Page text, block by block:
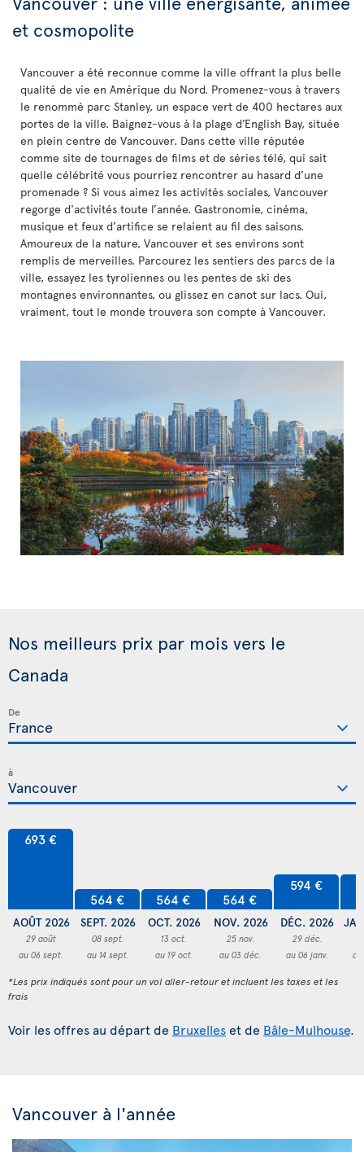
et cosmopolite
Vancouver a été reconnue comme la ville offrant la plus belle
qualité de vie en Amérique du Nord. Promenez-vous à travers
le renommé parc Stanley, un espace vert de 400 hectares aux
portes de la ville. Baignez-vous à la plage d’English Bay, située
en plein centre de Vancouver. Dans cette ville réputée
comme site de tournages de films et de séries télé, qui sait
quelle célébrité vous pourriez rencontrer au hasard d’une
promenade ? Si vous aimez les activités sociales, Vancouver
regorge d'activités toute l’année. Gastronomie, cinéma,
musique et feux d’artifice se relaient au fil des saisons.
Amoureux de la nature, Vancouver et ses environs sont
remplis de merveilles. Parcourez les sentiers des parcs de la
ville, essayez les tyroliennes ou les pentes de ski des
montagnes environnantes, ou glissez en canot sur lacs. Oui,
vraiment, tout le monde trouvera son compte à Vancouver.
Nos meilleurs prix par mois vers le
Canada
De
à
693 €
AOÛT 2026
29 août
au 06 sept.
564 €
SEPT. 2026
08 sept.
au 14 sept.
564 €
OCT. 2026
13 oct.
au 19 oct.
564 €
NOV. 2026
25 nov.
au 03 déc.
594 €
DÉC. 2026
29 déc.
au 06 janv.
*Les prix indiqués sont pour un vol aller-retour et incluent les taxes et les
frais
Voir les offres au départ de Bruxelles et de Bâle-Mulhouse.
Vancouver à l'année